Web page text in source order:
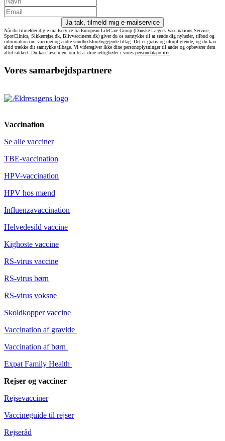
Ja tak, tilmeld mig e-mailservice
Når du tilmelder dig e-mailservice fra European LifeCare Group (Danske Lægers Vaccinations Service,
SpotClinics, Sikkerrejse.dk, Blivvaccineret.dk) giver du os samtykke til at sende dig nyheder, tilbud og
information om vacciner og andre sundhedsforebyggende tiltag. Det er gratis og uforpligtende, og du kan
altid trække dit samtykke tilbage. Vi videregiver ikke dine personoplysninger til andre og opbevarer dem
altid sikkert. Du kan læse mere om bl.a. dine rettigheder i vores persondatapolitik
Vores samarbejdspartnere
Vaccination
Se alle vacciner
TBE-vaccination
HPV-vaccination
HPV hos mænd
Influenzavaccination
Helvedesild vaccine
Kighoste vaccine
RS-virus vaccine
RS-virus børn
RS-virus voksne
Skoldkopper vaccine
Vaccination af gravide
Vaccination af børn
Expat Family Health
Rejser og vacciner
Rejsevacciner
Vaccineguide til rejser
Rejseråd